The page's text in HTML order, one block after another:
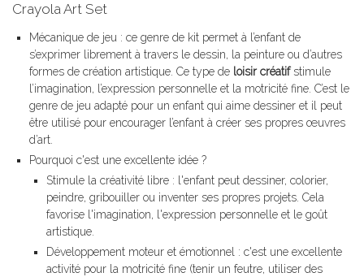
Crayola Art Set
Mécanique de jeu : ce genre de kit permet à l’enfant de
s’exprimer librement à travers le dessin, la peinture ou d’autres
formes de création artistique. Ce type de loisir créatifstimule
l’imagination, l’expression personnelle et la motricité fine. C’est le
genre de jeu adapté pour un enfant qui aime dessiner et il peut
être utilisé pour encourager l’enfant à créer ses propres œuvres
d’art.
Pourquoi c'est une excellente idée ?
Stimule la créativité libre : l'enfant peut dessiner, colorier,
peindre, gribouiller ou inventer ses propres projets. Cela
favorise l'imagination, l'expression personnelle et le goût
artistique.
Développement moteur et émotionnel : c'est une excellente
activité pour la motricité fine (tenir un feutre, utiliser des